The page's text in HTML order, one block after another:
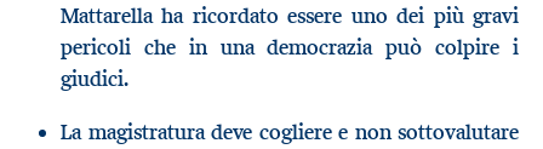
Mattarella ha ricordato essere uno dei più gravi
pericoli che in una democrazia può colpire i
giudici.
La magistratura deve cogliere e non sottovalutare